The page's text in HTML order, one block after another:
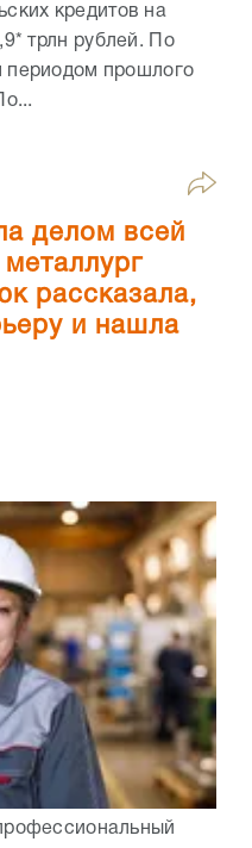
кредитов на
трлн рублей. По
периодом прошлого
делом всей
рассказала,
и нашла